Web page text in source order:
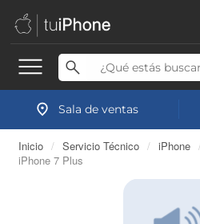
Sala de ventas
Inicio / Servicio Técnico / iPhone
iPhone 7 Plus